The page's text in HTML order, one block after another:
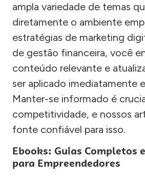
ampla variedade de temas
diretamente o ambiente
estratégias de marketing
de gestão financeira, você
conteúdo relevante e
ser aplicado imediatamente
Manter-se informado é
competitividade, e nossos
fonte confiável para isso.
Ebooks: Guias Completos
para Empreendedores